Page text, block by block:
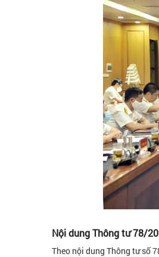
Nội dung Thông tư 78/
Theo nội dung Thông tư số